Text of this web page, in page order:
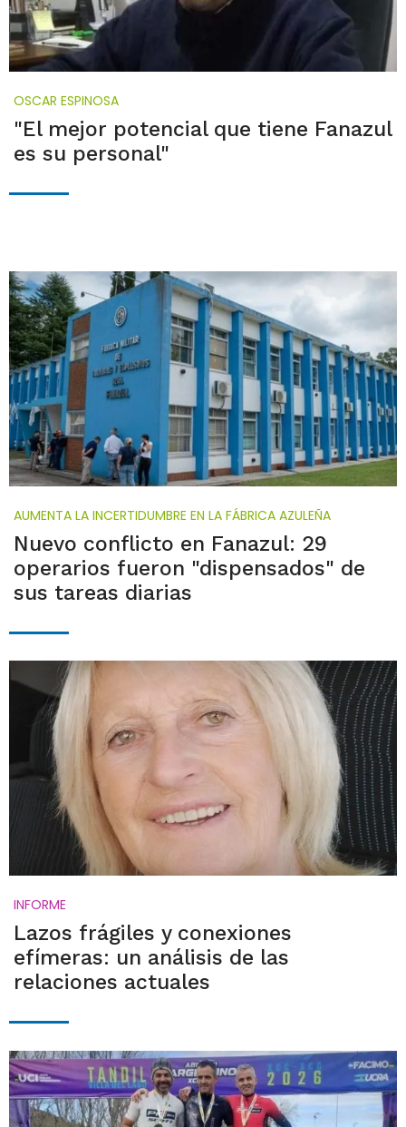
OSCAR ESPINOSA
"El mejor potencial que tiene Fanazul
es su personal"
AUMENTA LA INCERTIDUMBRE EN LA FÁBRICA AZULEÑA
Nuevo conflicto en Fanazul: 29
operarios fueron "dispensados" de
sus tareas diarias
INFORME
Lazos frágiles y conexiones
efímeras: un análisis de las
relaciones actuales